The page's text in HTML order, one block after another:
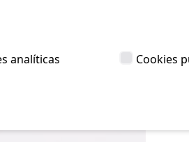
analíticas Cookies